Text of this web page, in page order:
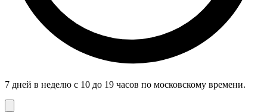
7 дней в неделю с 10 до 19 часов по московскому времени.